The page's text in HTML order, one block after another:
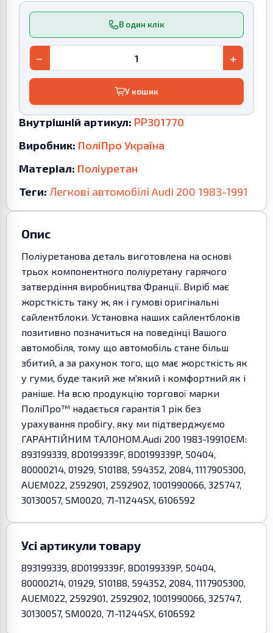
В один клік
− +
У кошик
Внутрішній артикул: PP301770
Виробник: ПоліПро Україна
Матеріал: Поліуретан
Теги: Легкові автомобілі Audi 200 1983-1991
Опис
Поліуретанова деталь виготовлена на основі
трьох компонентного поліуретану гарячого
затвердіння виробництва Франції. Виріб має
жорсткість таку ж, як і гумові оригінальні
сайлентблоки. Установка наших сайлентблоків
позитивно позначиться на поведінці Вашого
автомобіля, тому що автомобіль стане більш
збитий, а за рахунок того, що має жорсткість як
у гуми, буде такий же м'який і комфортний як і
раніше. На всю продукцію торгової марки
ПоліПро™ надається гарантія 1 рік без
урахування пробігу, яку ми підтверджуємо
ГАРАНТІЙНИМ ТАЛОНОМ.Audi 200 1983-1991OEM:
893199339, 8D0199339F, 8D0199339P, 50404,
80000214, 01929, 510188, 594352, 2084, 1117905300,
AUEM022, 2592901, 2592902, 1001990066, 325747,
30130057, SM0020, 71-11244SX, 6106592
Усі артикули товару
893199339, 8D0199339F, 8D0199339P, 50404,
80000214, 01929, 510188, 594352, 2084, 1117905300,
AUEM022, 2592901, 2592902, 1001990066, 325747,
30130057, SM0020, 71-11244SX, 6106592